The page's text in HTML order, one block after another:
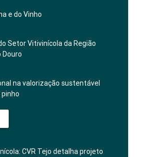
e do Vinho
Setor Vitivinícola da Região
Douro
na valorização sustentável
CVR Tejo detalha projeto